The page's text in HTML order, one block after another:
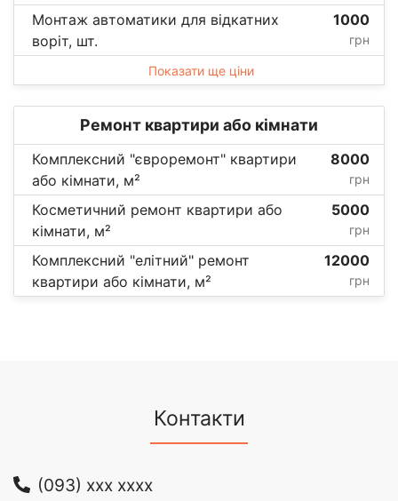
Монтаж автоматики для відкатних
воріт, шт.
1000
грн
Показати ще ціни
Ремонт квартири або кімнати
Комплексний "євроремонт" квартири
або кімнати, м²
8000
грн
Косметичний ремонт квартири або
кімнати, м²
5000
грн
Комплексний "елітний" ремонт
квартири або кімнати, м²
12000
грн
Контакти
(093) xxx xxxx